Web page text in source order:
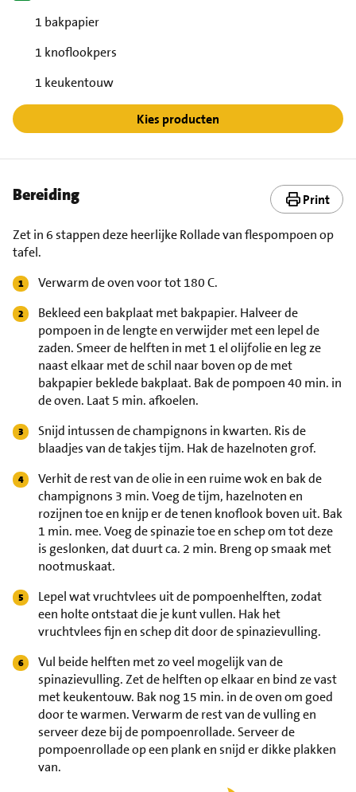
1 bakpapier
1 knoflookpers
1 keukentouw
Kies producten
Bereiding Print
Zet in 6 stappen deze heerlijke Rollade van flespompoen op
tafel.
Verwarm de oven voor tot 180 C.
Bekleed een bakplaat met bakpapier. Halveer de
pompoen in de lengte en verwijder met een lepel de
zaden. Smeer de helften in met 1 el olijfolie en leg ze
naast elkaar met de schil naar boven op de met
bakpapier beklede bakplaat. Bak de pompoen 40 min. in
de oven. Laat 5 min. afkoelen.
Snijd intussen de champignons in kwarten. Ris de
blaadjes van de takjes tijm. Hak de hazelnoten grof.
Verhit de rest van de olie in een ruime wok en bak de
champignons 3 min. Voeg de tijm, hazelnoten en
rozijnen toe en knijp er de tenen knoflook boven uit. Bak
1 min. mee. Voeg de spinazie toe en schep om tot deze
is geslonken, dat duurt ca. 2 min. Breng op smaak met
nootmuskaat.
Lepel wat vruchtvlees uit de pompoenhelften, zodat
een holte ontstaat die je kunt vullen. Hak het
vruchtvlees fijn en schep dit door de spinazievulling.
Vul beide helften met zo veel mogelijk van de
spinazievulling. Zet de helften op elkaar en bind ze vast
met keukentouw. Bak nog 15 min. in de oven om goed
door te warmen. Verwarm de rest van de vulling en
serveer deze bij de pompoenrollade. Serveer de
pompoenrollade op een plank en snijd er dikke plakken
van.